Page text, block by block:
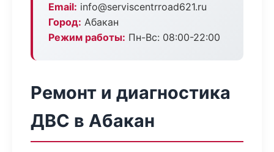
Email: info@serviscentrroad621.ru
Город: Абакан
Режим работы: Пн-Вс: 08:00-22:00
Ремонт и диагностика
ДВС в Абакан